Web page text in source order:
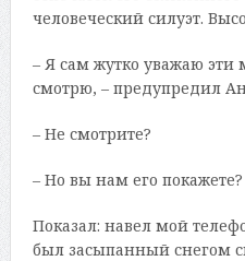
человеческий силуэт.
– Я сам жутко уважаю эти
смотрю, – предупредил
– Не смотрите?
– Но вы нам его покажете?
Показал: навел мой
был засыпанный снегом